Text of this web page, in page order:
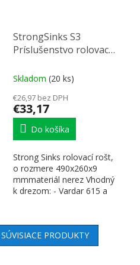
StrongSinks S3
Príslušenstvo rolovací
granitové drezy
Skladom (20 ks)
€26,97 bez DPH
€33,17
Do košíka
Strong Sinks rolovací rošt,
o rozmere 490x260x9
mmmateriál nerez Vhodný
k drezom: - Vardar 615 a
PRODUKTY